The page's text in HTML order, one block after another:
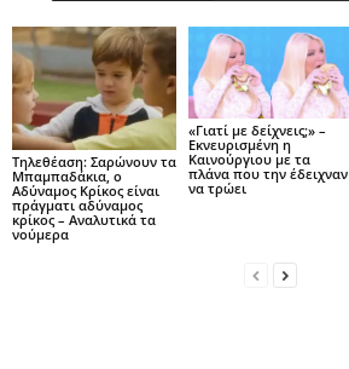
Τηλεθέαση: Σαρώνουν τα
Μπαμπαδάκια, ο
Αδύναμος Κρίκος είναι
πράγματι αδύναμος
κρίκος – Αναλυτικά τα
νούμερα
«Γιατί με δείχνεις;» –
Εκνευρισμένη η
Καινούργιου με τα
πλάνα που την έδειχναν
να τρώει